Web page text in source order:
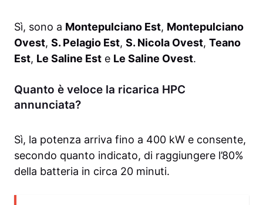
Sì, sono a Montepulciano Est, Montepulciano
Ovest, S. Pelagio Est, S. Nicola Ovest, Teano
Est, Le Saline Est e Le Saline Ovest.
Quanto è veloce la ricarica HPC
annunciata?
Sì, la potenza arriva fino a 400 kW e consente,
secondo quanto indicato, di raggiungere l’80%
della batteria in circa 20 minuti.